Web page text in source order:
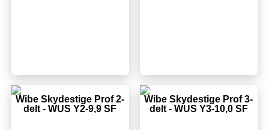
Wibe Skydestige Prof 2-
delt - WUS Y2-9,9 SF
Wibe Skydestige Prof 3-
delt - WUS Y3-10,0 SF